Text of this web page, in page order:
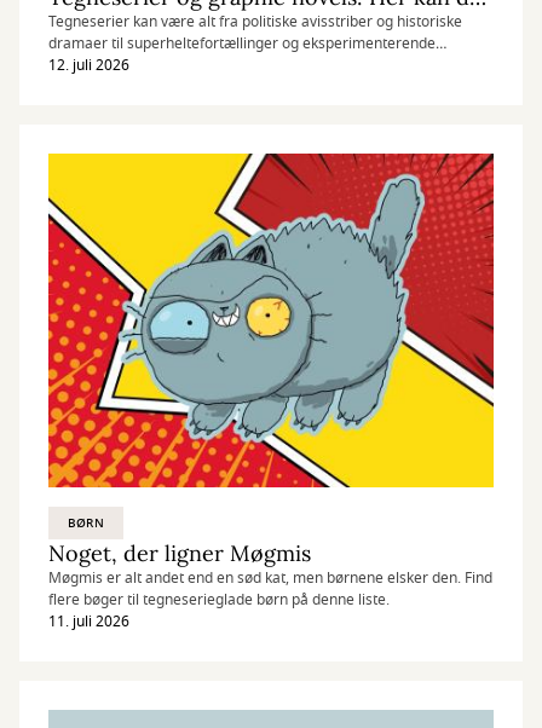
Tegneserier kan være alt fra politiske avisstriber og historiske
dramaer til superheltefortællinger og eksperimenterende
kunstværker. Find din næste tegnede læseoplevelse her.
12. juli 2026
BØRN
Noget, der ligner Møgmis
Møgmis er alt andet end en sød kat, men børnene elsker den. Find
flere bøger til tegneserieglade børn på denne liste.
11. juli 2026